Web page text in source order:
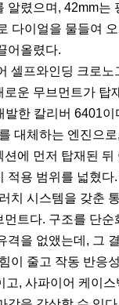
알렸으며, 42mm는
다이얼을 물들여
어올렸다.
셀프와인딩 크로노
운 무브먼트가 탑
발한 칼리버 6401이
대체하는 엔진으
션에 먼저 탑재된 뒤
적용 범위를 넓혔다
치 시스템을 갖춘
먼트다. 구조를 단순
격을 없앴는데, 그
이 줄고 작동 반응
고, 사파이어 케이스